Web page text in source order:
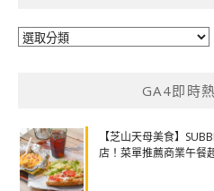
分
GA4即時
【芝山天母美食】
店！菜單推薦商業午餐